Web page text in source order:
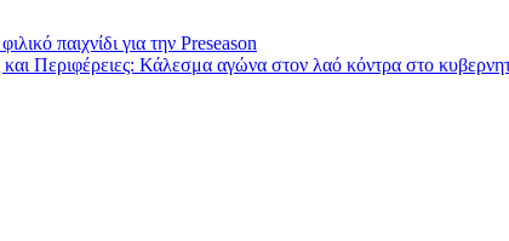
παιχνίδι για την Preseason
Περιφέρειες: Κάλεσμα αγώνα στον λαό κόντρα στο